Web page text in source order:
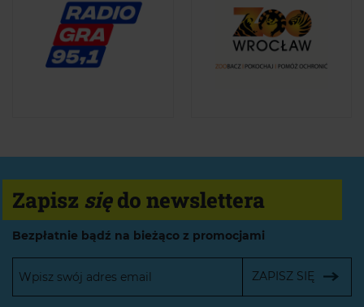
Zapisz siędo newslettera
Bezpłatnie bądź na bieżąco z promocjami
ZAPISZ SIĘ